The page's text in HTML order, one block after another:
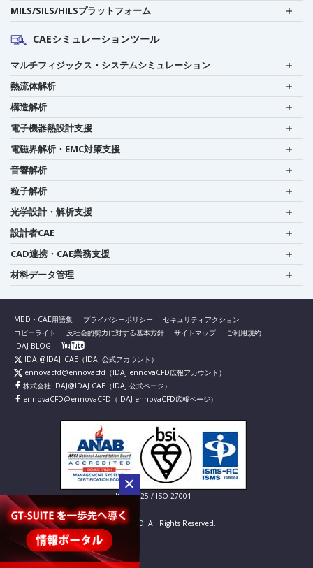
MILS/SILS/HILSプラットフォーム
CAEシミュレーションツール
マルチフィジックス・システムシミュレーション
熱流体解析
構造解析
電子機器熱設計支援
電磁界解析・EMC対策支援
音響解析
粒子解析
光学設計・解析支援
設計者CAE
CAD連携・CAE業務支援
材料データ管理
MBD・CAE用語集 プライバシーポリシー
セキュリティアクション
コピーライト
反社会的勢力に対する基本方針 サイトマップ
ご利用規約
IDAJ-BLOG
IDAJ@IDAJ_CAE （IDAJ 公式アカウント）
ennovacfd@ennovacfd （IDAJ ennovaCFD広報アカウント）
株式会社 IDAJ@IDAJ.CAE （IDAJ 公式ページ）
ennovaCFD@ennovaCFD （IDAJ ennovaCFD広報ページ）
IS 826725 / ISO 27001
© IDAJ Co., LTD. All Rights Reserved.